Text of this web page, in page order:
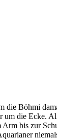
die Böhmi
um die Ecke.
bis zur